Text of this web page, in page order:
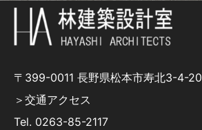
〒399-0011 長野県松本市寿北3-4-20
＞交通アクセス
Tel. 0263-85-2117